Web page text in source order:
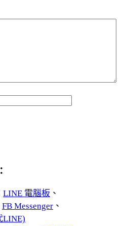
LINE 電腦板 、
FB Messenger 、
LINE)